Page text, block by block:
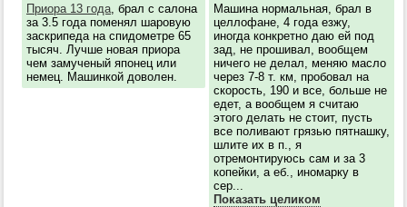
Приора 13 года , брал с салона
за 3.5 года поменял шаровую
заскрипеда на спидометре 65
тысяч. Лучше новая приора
чем замученый японец или
немец. Машинкой доволен.
Машина нормальная, брал в
целлофане, 4 года езжу,
иногда конкретно даю ей под
зад, не прошивал, вообщем
ничего не делал, меняю масло
через 7-8 т. км, пробовал на
скорость, 190 и все, больше не
едет, а вообщем я считаю
этого делать не стоит, пусть
все поливают грязью пятнашку,
шлите их в п., я
отремонтируюсь сам и за 3
копейки, а еб., иномарку в
сер...
Показать целиком